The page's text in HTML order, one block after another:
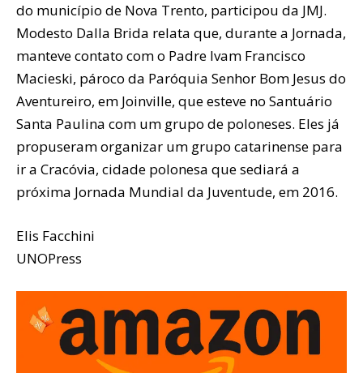
do município de Nova Trento, participou da JMJ.
Modesto Dalla Brida relata que, durante a Jornada,
manteve contato com o Padre Ivam Francisco
Macieski, pároco da Paróquia Senhor Bom Jesus do
Aventureiro, em Joinville, que esteve no Santuário
Santa Paulina com um grupo de poloneses. Eles já
propuseram organizar um grupo catarinense para
ir a Cracóvia, cidade polonesa que sediará a
próxima Jornada Mundial da Juventude, em 2016.
Elis Facchini
UNOPress